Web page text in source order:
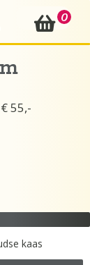
account 0
55,-
kaas